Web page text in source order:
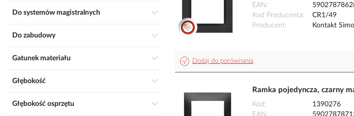
EAN
Kod Producenta
CR1/49
Producent
Kontakt
Dodaj do porównania
Ramka pojedyncza, czarny
Kod
1390276
EAN
Do systemów magistralnych
Do zabudowy
Gatunek materiału
Głębokość
Głębokość osprzętu